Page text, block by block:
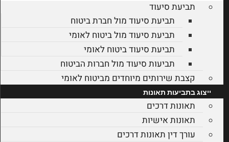
תביעת סיעוד
תביעת סיעוד מול חברת ביטוח
תביעת סיעוד מול ביטוח לאומי
תביעת סיעוד ביטוח לאומי
תביעות סיעוד מול חברות הביטוח
קצבת שירותים מיוחדים מביטוח לאומי
ייצוג בתביעות תאונות
תאונות דרכים
תאונות אישיות
עורך דין תאונות דרכים